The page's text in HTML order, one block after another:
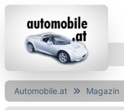
Automobile.at Magazin